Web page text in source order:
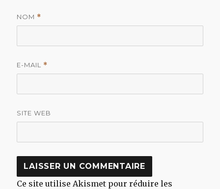
NOM *
E-MAIL *
SITE WEB
Ce site utilise Akismet pour réduire les